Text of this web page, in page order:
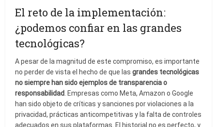
El reto de la implementación:
¿podemos confiar en las grandes
tecnológicas?
A pesar de la magnitud de este compromiso, es importante
no perder de vista el hecho de que lasgrandes tecnológicas
no siempre han sido ejemplos de transparencia o
responsabilidad
. Empresas como Meta, Amazon o Google
han sido objeto de críticas y sanciones por violaciones a la
privacidad, prácticas anticompetitivas y la falta de controles
adecuados en sus plataformas. El historial no es perfecto, y